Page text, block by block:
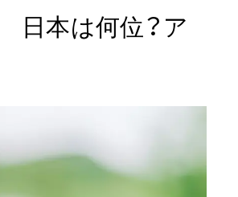
日本は何位？ア